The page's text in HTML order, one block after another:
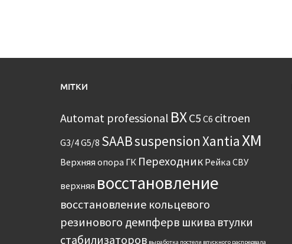
МІТКИ
Automat professional BXC5 C6 citroen
G3/4G5/8 SAABsuspensionXantiaXM
Верхняя опора ГК Переходник Рейка СВУ
верхняя восстановление
восстановление кольцевого
резинового демпферв шкива втулки
стабилизаторов выработка постели впускного распредвала